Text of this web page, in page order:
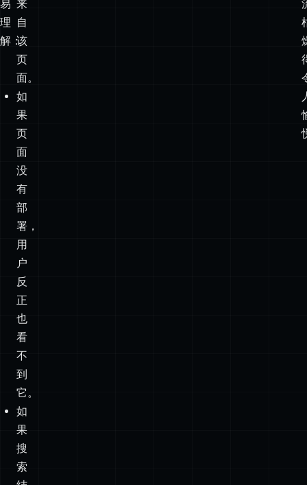
面。
如
果
页
面
没
有
部
署，
用
户
反
正
也
看
不
到
它。
如
果
搜
索
结
果
有
误，